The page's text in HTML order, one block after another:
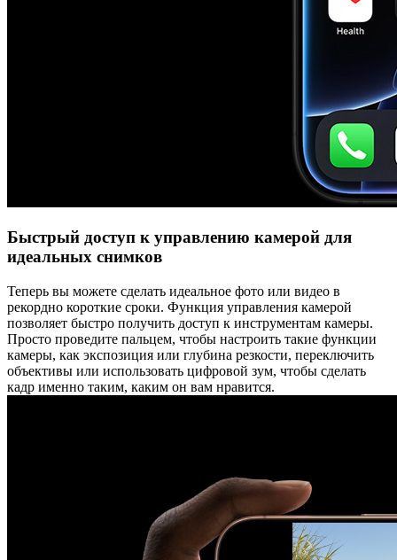
Быстрый доступ к управлению камерой для
идеальных снимков
Теперь вы можете сделать идеальное фото или видео в
рекордно короткие сроки. Функция управления камерой
позволяет быстро получить доступ к инструментам камеры.
Просто проведите пальцем, чтобы настроить такие функции
камеры, как экспозиция или глубина резкости, переключить
объективы или использовать цифровой зум, чтобы сделать
кадр именно таким, каким он вам нравится.